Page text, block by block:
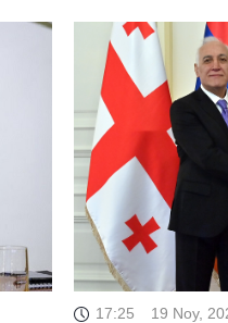
17:25 19 Noy,